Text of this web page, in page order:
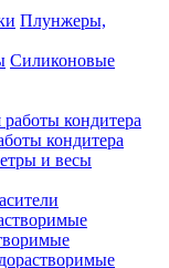
Плунжеры,
Силиконовые
кондитера
и весы